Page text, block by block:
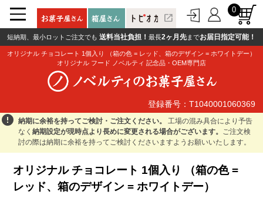
オリジナル チョコレート 1個入り （箱の色 = レッド、箱のデザイン = ホワイトデー）
オリジナル フード ノベルティ 記念品・OEM専門店
open_in_new
短納期、最小ロットご注文でも 送料当社負担！ 最長2ヶ月先までお届日指定可能！
0
登録番号：T1040001060369
error 納期に余裕を持ってご検討・ご注文ください。
工場の混み具合により予告
なく納期設定が現時点より長めに変更される場合がございます。
ご注文検
討の際は納期に余裕を持ってご検討くださいますようお願いいたします。
登録番号：T1040001060369
オリジナル チョコレート 1個入り （箱の色 =
レッド、箱のデザイン = ホワイトデー）